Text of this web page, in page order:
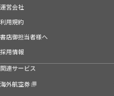
運営会社
利用規約
書店御担当者様へ
採用情報
関連サービス
海外航空券